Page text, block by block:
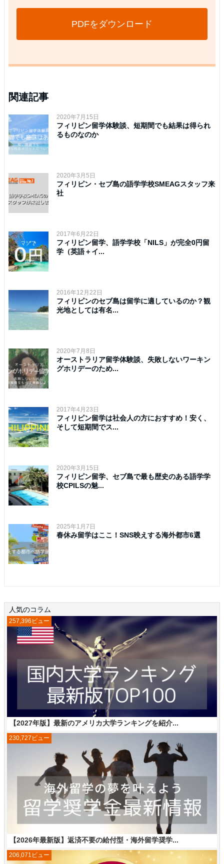
PDFをダウンロード
関連記事
2020年7月15日
フィリピン留学体験談、短期間でも結果は得られ
るものなのか
2020年3月5日
フィリピン・セブ島の語学学校SMEAGスタッフ来
社
2017年6月22日
フィリピン留学、語学学校「NILS」が完全0円留
学（英語＋イ...
2016年12月22日
フィリピンのセブ島は留学に適しているのか？観
光地としては有名...
2020年7月8日
オーストラリア留学体験談、失敗しないワーキン
グホリデーのため...
2017年4月23日
フィリピン留学は社会人の方におすすめ！安く、
そして短期間でス...
2020年3月15日
フィリピン留学、セブ島で最も歴史のある語学学
校CPILSの魅...
2025年1月7日
春休み留学はここ！SNS映えする海外都市6選
人気のコラム
【2027年版】最新のアメリカ大学ランキングを紹介...
257,396ビュー
【2026年最新版】返済不要の給付型・海外留学奨学...
230,727ビュー
206,071ビュー